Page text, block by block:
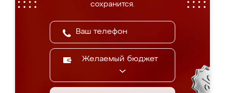
сохранится.
Желаемый бюджет